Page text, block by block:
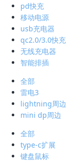
pd快充
移动电源
usb充电器
qc2.0/3.0快充
无线充电器
智能排插
全部
雷电3
lightning周边
mini dp周边
全部
type-c扩展
键盘鼠标